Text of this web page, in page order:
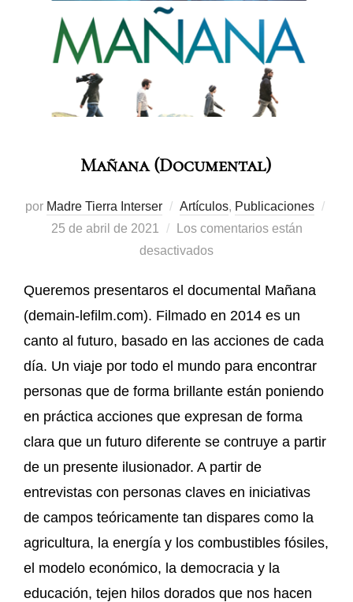
Mañana (documental)
por Madre Tierra Interser Artículos, Publicaciones
25 de abril de 2021
Los comentarios están
desactivados
Queremos presentaros el documental Mañana
(demain-lefilm.com). Filmado en 2014 es un
canto al futuro, basado en las acciones de cada
día. Un viaje por todo el mundo para encontrar
personas que de forma brillante están poniendo
en práctica acciones que expresan de forma
clara que un futuro diferente se contruye a partir
de un presente ilusionador. A partir de
entrevistas con personas claves en iniciativas
de campos teóricamente tan dispares como la
agricultura, la energía y los combustibles fósiles,
el modelo económico, la democracia y la
educación, tejen hilos dorados que nos hacen